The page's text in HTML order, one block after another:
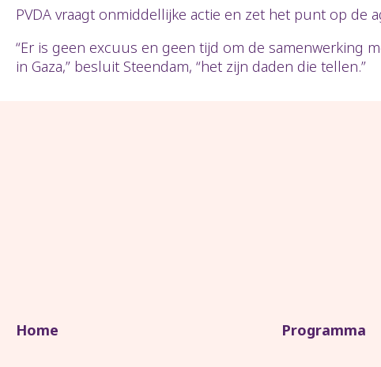
PVDA vraagt onmiddellijke actie en zet het punt op de
“Er is geen excuus en geen tijd om de samenwerking
in Gaza,” besluit Steendam, “het zijn daden die tellen.”
Home Programma